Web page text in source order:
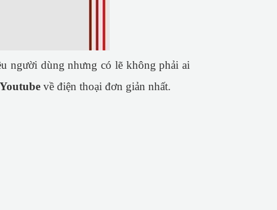
người dùng nhưng có lẽ không phải ai
về điện thoại đơn giản nhất.